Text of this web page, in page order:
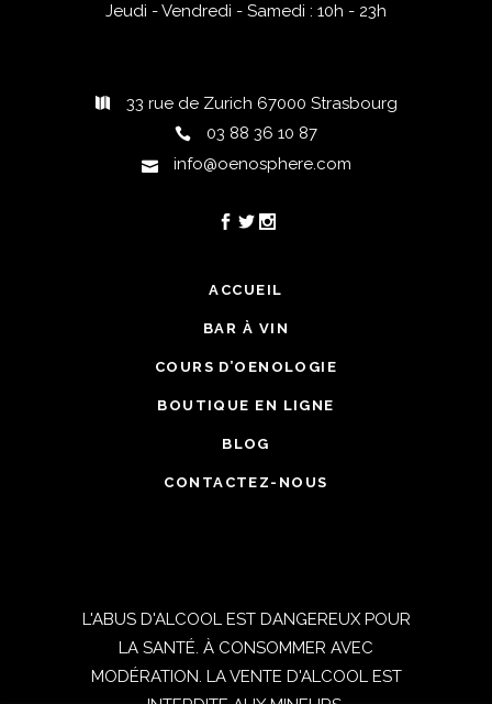
Jeudi - Vendredi - Samedi : 10h - 23h
33 rue de Zurich 67000 Strasbourg
03 88 36 10 87
info@oenosphere.com
ACCUEIL
BAR À VIN
COURS D’OENOLOGIE
BOUTIQUE EN LIGNE
BLOG
CONTACTEZ-NOUS
L'ABUS D'ALCOOL EST DANGEREUX POUR
LA SANTÉ. À CONSOMMER AVEC
MODÉRATION. LA VENTE D'ALCOOL EST